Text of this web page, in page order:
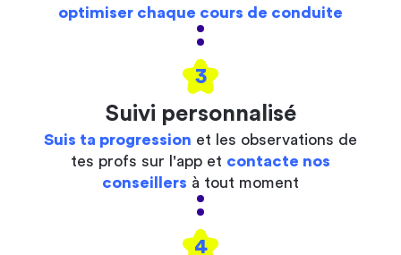
optimiser chaque cours de conduite
3
Suivi personnalisé
Suis ta progression et les observations de
tes profs sur l'app et contacte nos
conseillers à tout moment
4